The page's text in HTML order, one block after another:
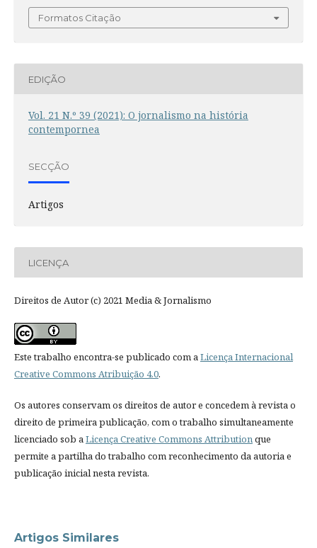
Formatos Citação
EDIÇÃO
Vol. 21 N.º 39 (2021): O jornalismo na história
contempornea
SECÇÃO
Artigos
LICENÇA
Direitos de Autor (c) 2021 Media & Jornalismo
Este trabalho encontra-se publicado com aLicença Internacional
Creative Commons Atribuição 4.0.
Os autores conservam os direitos de autor e concedem à revista o
direito de primeira publicação, com o trabalho simultaneamente
licenciado sob aLicença Creative Commons Attributionque
permite a partilha do trabalho com reconhecimento da autoria e
publicação inicial nesta revista.
Artigos Similares